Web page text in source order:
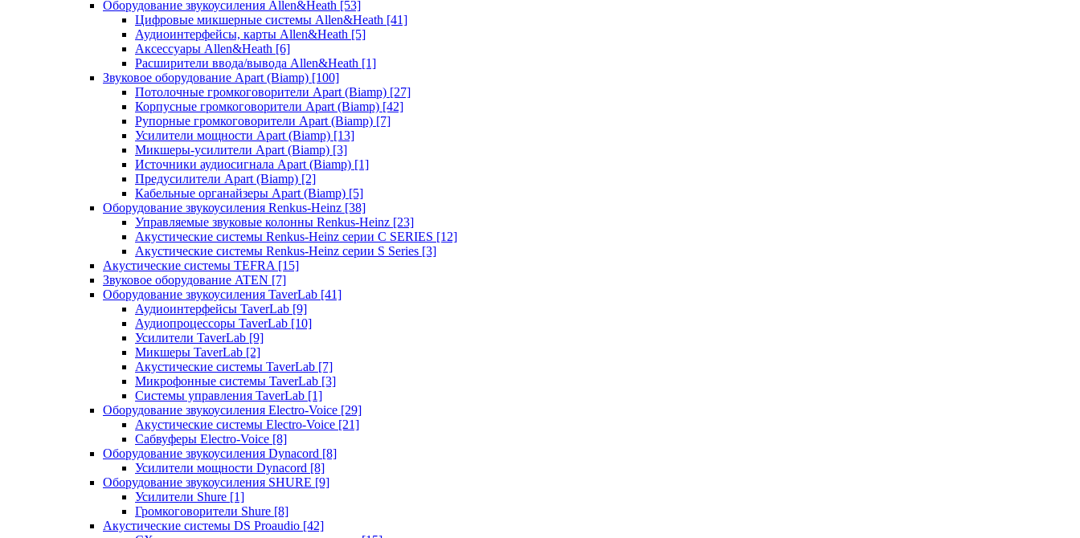
Оборудование звукоусиления Allen&Heath [53]
Цифровые микшерные системы Allen&Heath [41]
Аудиоинтерфейсы, карты Allen&Heath [5]
Аксессуары Allen&Heath [6]
Расширители ввода/вывода Allen&Heath [1]
Звуковое оборудование Apart (Biamp) [100]
Потолочные громкоговорители Apart (Biamp) [27]
Корпусные громкоговорители Apart (Biamp) [42]
Рупорные громкоговорители Apart (Biamp) [7]
Усилители мощности Apart (Biamp) [13]
Микшеры-усилители Apart (Biamp) [3]
Источники аудиосигнала Apart (Biamp) [1]
Предусилители Apart (Biamp) [2]
Кабельные органайзеры Apart (Biamp) [5]
Оборудование звукоусиления Renkus-Heinz [38]
Управляемые звуковые колонны Renkus-Heinz [23]
Акустические системы Renkus-Heinz серии C SERIES [12]
Акустические системы Renkus-Heinz серии S Series [3]
Акустические системы TEFRA [15]
Звуковое оборудование ATEN [7]
Оборудование звукоусиления TaverLab [41]
Аудиоинтерфейсы TaverLab [9]
Аудиопроцессоры TaverLab [10]
Усилители TaverLab [9]
Микшеры TaverLab [2]
Акустические системы TaverLab [7]
Микрофонные системы TaverLab [3]
Системы управления TaverLab [1]
Оборудование звукоусиления Electro-Voice [29]
Акустические системы Electro-Voice [21]
Сабвуферы Electro-Voice [8]
Оборудование звукоусиления Dynacord [8]
Усилители мощности Dynacord [8]
Оборудование звукоусиления SHURE [9]
Усилители Shure [1]
Громкоговорители Shure [8]
Акустические системы DS Proaudio [42]